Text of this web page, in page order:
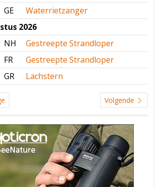
GE
Waterrietzanger
2026
NH
Gestreepte Strandloper
FR
Gestreepte Strandloper
GR Lachstern
Volgende